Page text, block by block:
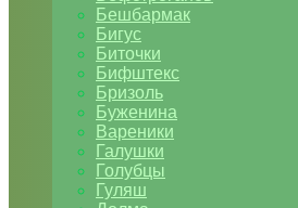
Бешбармак
Бигус
Биточки
Бифштекс
Бризоль
Буженина
Вареники
Галушки
Голубцы
Гуляш